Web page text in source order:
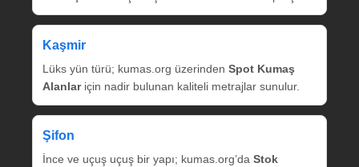
Kaşmir
Lüks yün türü; kumas.org üzerinden Spot Kumaş
Alanlariçin nadir bulunan kaliteli metrajlar sunulur.
Şifon
İnce ve uçuş uçuş bir yapı; kumas.org’da Stok